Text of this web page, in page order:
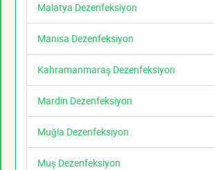
Malatya Dezenfeksiyon
Manisa Dezenfeksiyon
Kahramanmaraş Dezenfeksiyon
Mardin Dezenfeksiyon
Muğla Dezenfeksiyon
Muş Dezenfeksiyon